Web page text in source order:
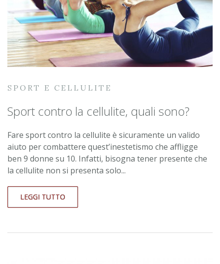
SPORT E CELLULITE
Sport contro la cellulite, quali sono?
Fare sport contro la cellulite è sicuramente un valido
aiuto per combattere quest’inestetismo che affligge
ben 9 donne su 10. Infatti, bisogna tener presente che
la cellulite non si presenta solo...
LEGGI TUTTO